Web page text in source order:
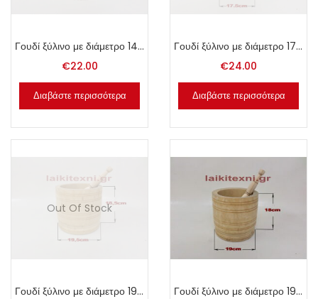
Γουδί ξύλινο με διάμετρο 14cm.
€22.00
Διαβάστε περισσότερα
Γουδί ξύλινο με διάμετρο 17.5cm.
€24.00
Διαβάστε περισσότερα
Out Of Stock
Γουδί ξύλινο με διάμετρο 19.5cm.
Γουδί ξύλινο με διάμετρο 19cm.